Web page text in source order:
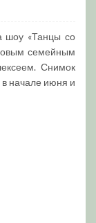
шоу «Танцы со
семейным
Снимок
начале июня и